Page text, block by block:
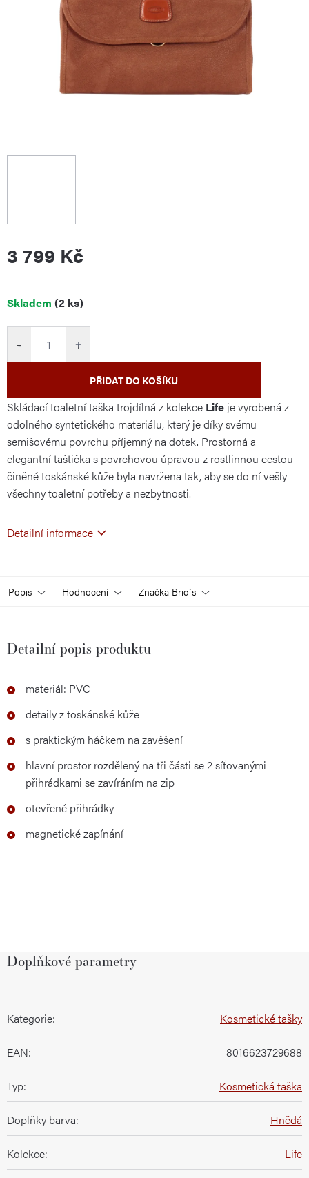
3 799 Kč
Měrná
Skladem (2 ks)
+
−
PŘIDAT DO KOŠÍKU
Skládací toaletní taška trojdílná z kolekce Life je vyrobená z
odolného syntetického materiálu, který je díky svému
semišovému povrchu příjemný na dotek. Prostorná a
elegantní taštička s povrchovou úpravou z rostlinnou cestou
činěné toskánské kůže byla navržena tak, aby se do ní vešly
všechny toaletní potřeby a nezbytnosti.
Detailní informace
Popis Hodnocení Značka Bric`s
Detailní popis produktu
materiál: PVC
detaily z toskánské kůže
s praktickým háčkem na zavěšení
hlavní prostor rozdělený na tři části se 2 síťovanými
přihrádkami se zavíráním na zip
otevřené přihrádky
magnetické zapínání
Doplňkové parametry
Kategorie: Kosmetické tašky
EAN: 8016623729688
Typ: Kosmetická taška
Doplňky barva: Hnědá
Kolekce: Life